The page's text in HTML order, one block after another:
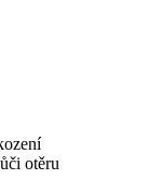
otěru